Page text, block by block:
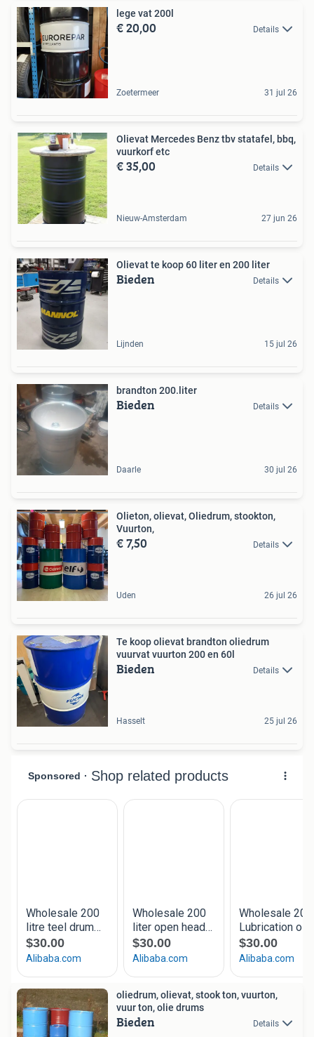
lege vat 200l
€ 20,00 Details
Zoetermeer 31 jul 26
Olievat Mercedes Benz tbv statafel, bbq,
vuurkorf etc
€ 35,00 Details
Nieuw-Amsterdam 27 jun 26
Olievat te koop 60 liter en 200 liter
Bieden Details
Lijnden 15 jul 26
brandton 200.liter
Bieden Details
Daarle 30 jul 26
Olieton, olievat, Oliedrum, stookton,
Vuurton,
€ 7,50 Details
Uden 26 jul 26
Te koop olievat brandton oliedrum
vuurvat vuurton 200 en 60l
Bieden Details
Hasselt 25 jul 26
oliedrum, olievat, stook ton, vuurton,
vuur ton, olie drums
Bieden Details